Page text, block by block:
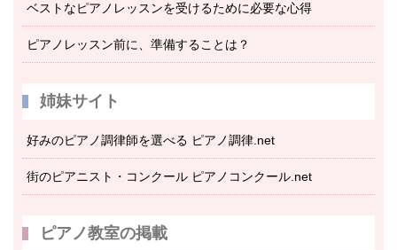
ベストなピアノレッスンを受けるために必要な心得
ピアノレッスン前に、準備することは？
姉妹サイト
好みのピアノ調律師を選べる ピアノ調律.net
街のピアニスト・コンクール ピアノコンクール.net
ピアノ教室の掲載